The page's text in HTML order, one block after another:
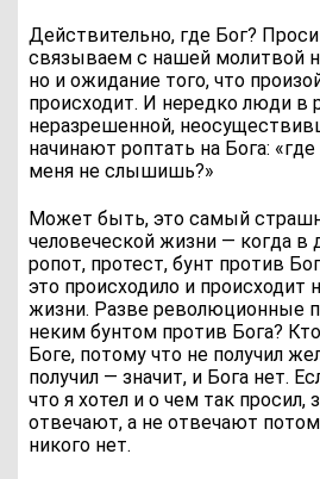
Действительно, где Бог?
связываем с нашей молитвой
но и ожидание того, что
происходит. И нередко люди в
неразрешенной,
начинают роптать на Бога:
меня не слышишь?»
Может быть, это самый
человеческой жизни — когда в
ропот, протест, бунт против
это происходило и происходит
жизни. Разве революционные
неким бунтом против Бога?
Боге, потому что не получил
получил — значит, и Бога нет.
что я хотел и о чем так просил,
отвечают, а не отвечают
никого нет.